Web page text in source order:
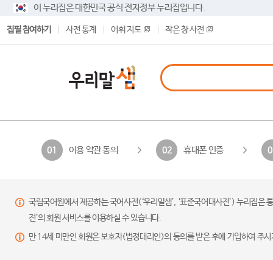
이 누리집은 대한민국 공식 전자정부 누리집입니다.
집필 참여하기 사전 통계 어휘 지도 작은 창 사전
01 이용 약관 동의 02 휴대폰 인증
국립국어원에서 제공하는 국어사전(‘우리말샘’, ‘표준국어대사전’) 누리집
전’의 회원 서비스를 이용하실 수 있습니다.
만 14세 미만인 회원은 보호자(법정대리인)의 동의를 받은 후에 가입하여 주